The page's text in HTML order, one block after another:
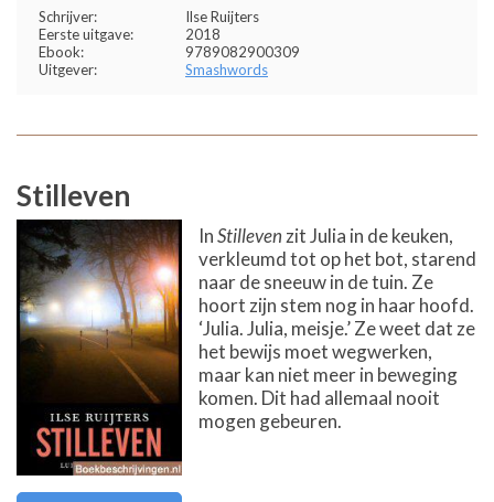
Schrijver:
Ilse Ruijters
Eerste uitgave:
2018
Ebook:
9789082900309
Uitgever:
Smashwords
Stilleven
InStilleven zit Julia in de keuken,
verkleumd tot op het bot, starend
naar de sneeuw in de tuin. Ze
hoort zijn stem nog in haar hoofd.
‘Julia. Julia, meisje.’ Ze weet dat ze
het bewijs moet wegwerken,
maar kan niet meer in beweging
komen. Dit had allemaal nooit
mogen gebeuren.